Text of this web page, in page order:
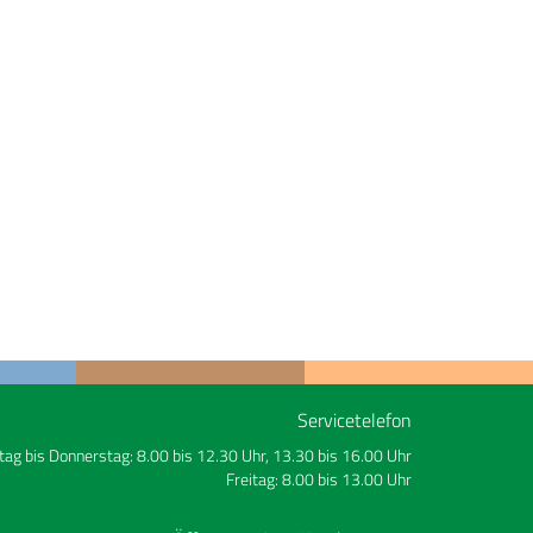
Servicetelefon
bis Donnerstag: 8.00 bis 12.30 Uhr, 13.30 bis 16.00 Uhr
Freitag: 8.00 bis 13.00 Uhr